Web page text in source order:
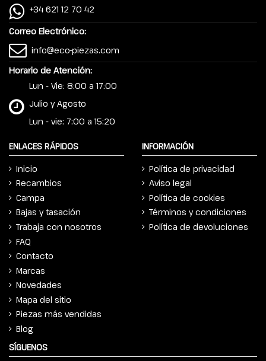
+34 621 12 70 42
Correo Electrónico:
info@eco-piezas.com
Horario de Atención:
Lun - Vie: 8:00 a 17:00
Julio y Agosto
Lun - vie: 7:00 a 15:20
ENLACES RÁPIDOS
Inicio
Recambios
Campa
Bajas y tasación
Trabaja con nosotros
FAQ
Contacto
Marcas
Novedades
Mapa del sitio
Piezas más vendidas
Blog
INFORMACIÓN
Política de privacidad
Aviso legal
Política de cookies
Términos y condiciones
Política de devoluciones
SÍGUENOS